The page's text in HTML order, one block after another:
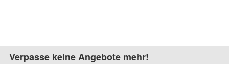
Verpasse keine Angebote mehr!